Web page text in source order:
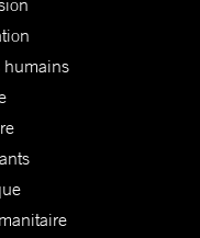
humains